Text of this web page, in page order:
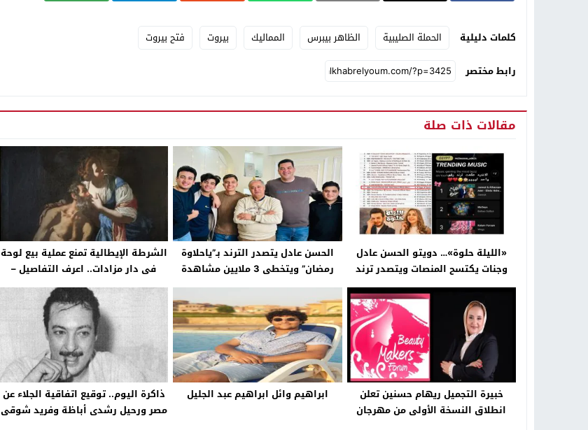
كلمات دليلية الحملة الصليبية الظاهر بيبرس المماليك بيروت
فتح بيروت
رابط مختصر
مقالات ذات صلة
«الليلة حلوة»… دويتو الحسن عادل
وجنات يكتسح المنصات ويتصدر ترند
مصر والعرب عالميًا
الحسن عادل يتصدر الترند بـ”ياحلاوة
رمضان” ويتخطى 3 ملايين مشاهدة
باليوتيوب
الشرطة الإيطالية تمنع عملية بيع لوحة
فى دار مزادات.. اعرف التفاصيل –
جريدة الخبر اليوم
خبيرة التجميل ريهام حسنين تعلن
انطلاق النسخة الأولى من مهرجان
ابراهيم وائل ابراهيم عبد الجليل
ذاكرة اليوم.. توقيع اتفاقية الجلاء عن
مصر ورحيل رشدى أباظة وفريد شوقى